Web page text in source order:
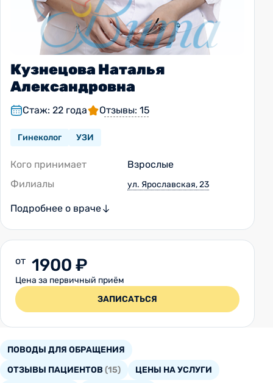
Кузнецова Наталья
Александровна
Стаж: 22 года Отзывы: 15
Гинеколог УЗИ
Кого принимает
Взрослые
Филиалы
ул. Ярославская, 23
Подробнее о враче
от 1900 ₽
Цена за первичный приём
ЗАПИСАТЬСЯ
ПОВОДЫ ДЛЯ ОБРАЩЕНИЯ
ОТЗЫВЫ ПАЦИЕНТОВ (15)
ЦЕНЫ НА УСЛУГИ